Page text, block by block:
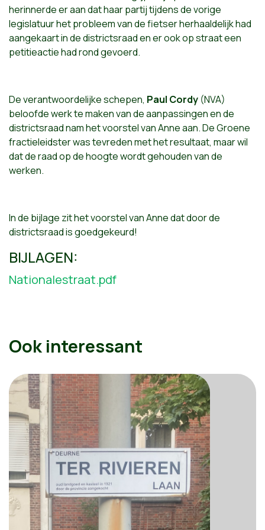
herinnerde er aan dat haar partij tijdens de vorige
legislatuur het probleem van de fietser herhaaldelijk had
aangekaart in de districtsraad en er ook op straat een
petitieactie had rond gevoerd.
De verantwoordelijke schepen, Paul Cordy (NVA)
beloofde werk te maken van de aanpassingen en de
districtsraad nam het voorstel van Anne aan. De Groene
fractieleidster was tevreden met het resultaat, maar wil
dat de raad op de hoogte wordt gehouden van de
werken.
In de bijlage zit het voorstel van Anne dat door de
districtsraad is goedgekeurd!
BIJLAGEN:
Nationalestraat.pdf
Ook interessant